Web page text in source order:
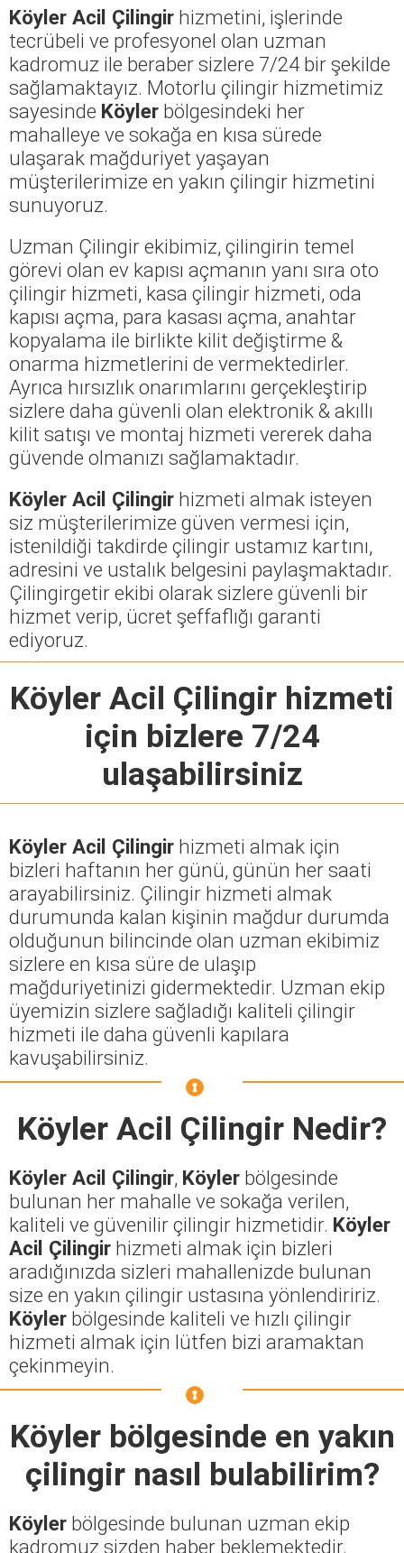
Köyler Acil Çilingir hizmetini, işlerinde
tecrübeli ve profesyonel olan uzman
kadromuz ile beraber sizlere 7/24 bir şekilde
sağlamaktayız. Motorlu çilingir hizmetimiz
sayesinde Köyler bölgesindeki her
mahalleye ve sokağa en kısa sürede
ulaşarak mağduriyet yaşayan
müşterilerimize en yakın çilingir hizmetini
sunuyoruz.
Uzman Çilingir ekibimiz, çilingirin temel
görevi olan ev kapısı açmanın yanı sıra oto
çilingir hizmeti, kasa çilingir hizmeti, oda
kapısı açma, para kasası açma, anahtar
kopyalama ile birlikte kilit değiştirme &
onarma hizmetlerini de vermektedirler.
Ayrıca hırsızlık onarımlarını gerçekleştirip
sizlere daha güvenli olan elektronik & akıllı
kilit satışı ve montaj hizmeti vererek daha
güvende olmanızı sağlamaktadır.
Köyler Acil Çilingir hizmeti almak isteyen
siz müşterilerimize güven vermesi için,
istenildiği takdirde çilingir ustamız kartını,
adresini ve ustalık belgesini paylaşmaktadır.
Çilingirgetir ekibi olarak sizlere güvenli bir
hizmet verip, ücret şeffaflığı garanti
ediyoruz.
Köyler Acil Çilingir hizmeti
için bizlere 7/24
ulaşabilirsiniz
Köyler Acil Çilingir hizmeti almak için
bizleri haftanın her günü, günün her saati
arayabilirsiniz. Çilingir hizmeti almak
durumunda kalan kişinin mağdur durumda
olduğunun bilincinde olan uzman ekibimiz
sizlere en kısa süre de ulaşıp
mağduriyetinizi gidermektedir. Uzman ekip
üyemizin sizlere sağladığı kaliteli çilingir
hizmeti ile daha güvenli kapılara
kavuşabilirsiniz.
Köyler Acil Çilingir Nedir?
Köyler Acil Çilingir, Köyler bölgesinde
bulunan her mahalle ve sokağa verilen,
kaliteli ve güvenilir çilingir hizmetidir. Köyler
Acil Çilingir hizmeti almak için bizleri
aradığınızda sizleri mahallenizde bulunan
size en yakın çilingir ustasına yönlendiririz.
Köyler bölgesinde kaliteli ve hızlı çilingir
hizmeti almak için lütfen bizi aramaktan
çekinmeyin.
Köylerbölgesinde en yakın
çilingir nasıl bulabilirim?
Köyler bölgesinde bulunan uzman ekip
kadromuz sizden haber beklemektedir.